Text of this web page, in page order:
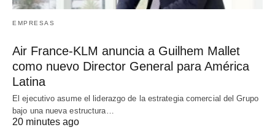
EMPRESAS
Air France-KLM anuncia a Guilhem Mallet
como nuevo Director General para América
Latina
El ejecutivo asume el liderazgo de la estrategia comercial del Grupo
bajo una nueva estructura…
20 minutes ago